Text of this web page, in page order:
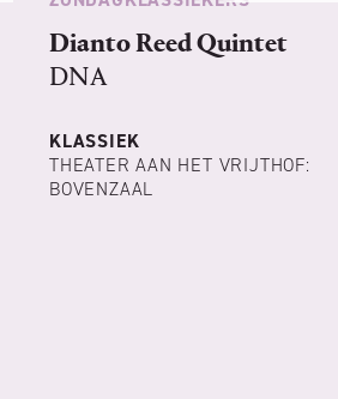
Dianto Reed Quintet
DNA
KLASSIEK
THEATER AAN HET VRIJTHOF:
BOVENZAAL